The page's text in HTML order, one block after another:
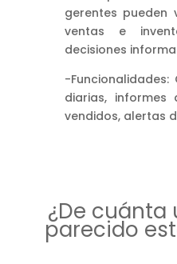
gerentes pueden
ventas e
decisiones
-
diarias,
vendidos, alertas
¿De cuánta
parecido